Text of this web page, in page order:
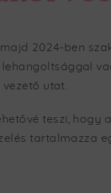
2024-ben
utat.
teszi, hogy
tartalmazza